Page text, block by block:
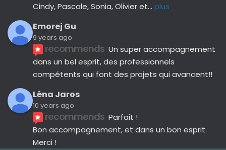
Cindy, Pascale, Sonia, Olivier et... plus
Emorej Gu
9 years ago
recommends Un super accompagnement
dans un bel esprit, des professionnels
compétents qui font des projets qui avancent!!
Léna Jaros
10 years ago
recommends Parfait !
Bon accompagnement, et dans un bon esprit.
Merci !